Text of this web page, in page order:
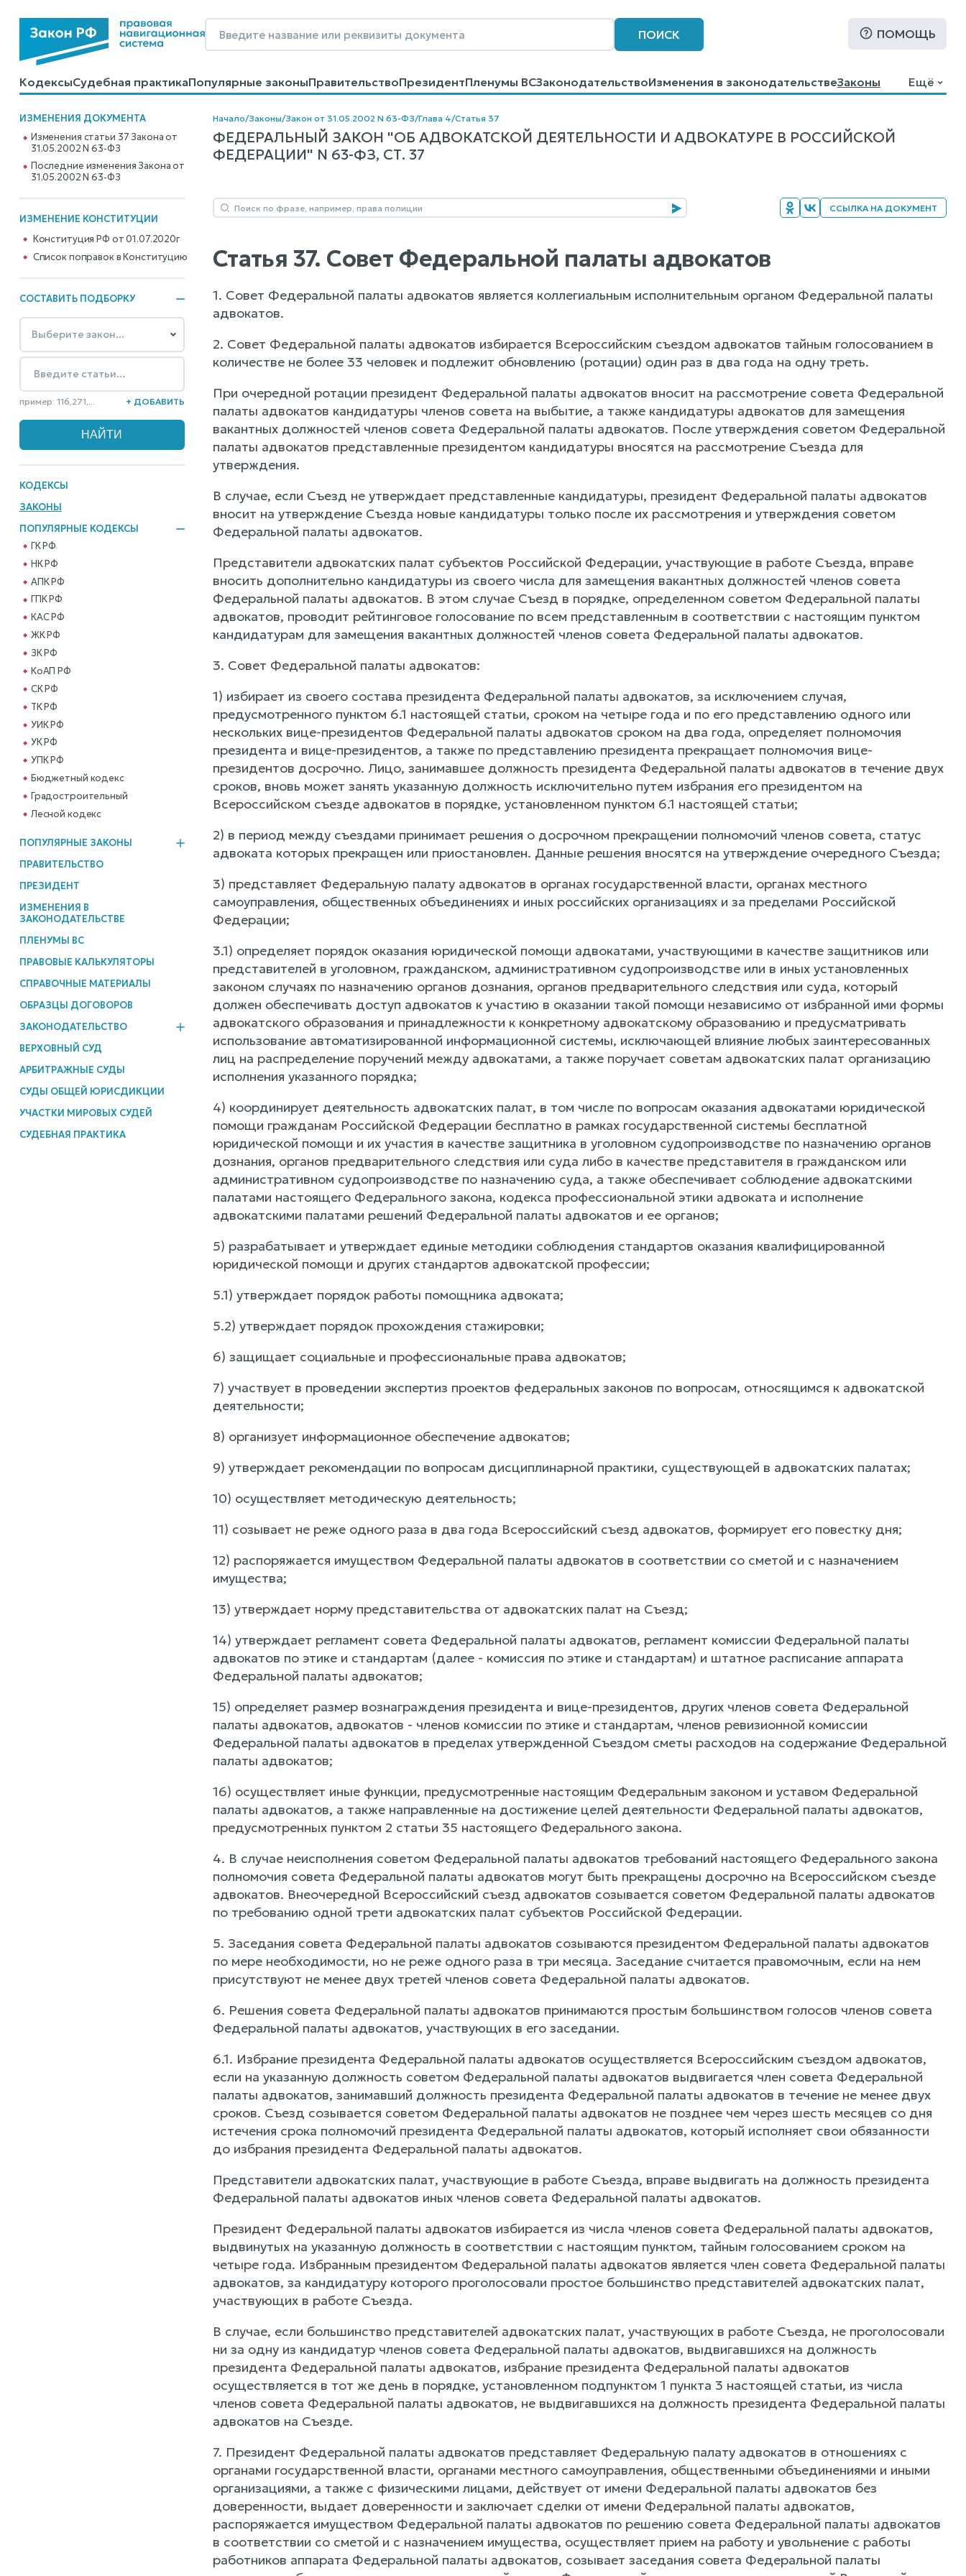
ПОИСК ПОМОЩЬ
КодексыСудебная практикаПопулярные законыПравительствоПрезидентПленумы ВСЗаконодательствоИзменения в законодательствеЗаконы
КалькуляторыСправочные материалыОбразцы договоровКонтактыПомощьПоиск
Ещё
ИЗМЕНЕНИЯ ДОКУМЕНТА
Изменения статьи 37 Закона от
31.05.2002 N 63-ФЗ
Последние изменения Закона от
31.05.2002 N 63-ФЗ
ИЗМЕНЕНИЕ КОНСТИТУЦИИ
Конституция РФ от 01.07.2020г
Cписок поправок в Конституцию
СОСТАВИТЬ ПОДБОРКУ
пример: 116,271,... + ДОБАВИТЬ
КОДЕКСЫ
ЗАКОНЫ
ПОПУЛЯРНЫЕ КОДЕКСЫ
ГК РФ
НК РФ
АПК РФ
ГПК РФ
КАС РФ
ЖК РФ
ЗК РФ
КоАП РФ
СК РФ
ТК РФ
УИК РФ
УК РФ
УПК РФ
Бюджетный кодекс
Градостроительный
Лесной кодекс
ПОПУЛЯРНЫЕ ЗАКОНЫ
ПРАВИТЕЛЬСТВО
ПРЕЗИДЕНТ
ИЗМЕНЕНИЯ В
ЗАКОНОДАТЕЛЬСТВЕ
ПЛЕНУМЫ ВС
ПРАВОВЫЕ КАЛЬКУЛЯТОРЫ
СПРАВОЧНЫЕ МАТЕРИАЛЫ
ОБРАЗЦЫ ДОГОВОРОВ
ЗАКОНОДАТЕЛЬСТВО
ВЕРХОВНЫЙ СУД
АРБИТРАЖНЫЕ СУДЫ
СУДЫ ОБЩЕЙ ЮРИСДИКЦИИ
УЧАСТКИ МИРОВЫХ СУДЕЙ
СУДЕБНАЯ ПРАКТИКА
Начало/Законы/Закон от 31.05.2002 N 63-ФЗ/Глава 4/Статья 37
ФЕДЕРАЛЬНЫЙ ЗАКОН "ОБ АДВОКАТСКОЙ ДЕЯТЕЛЬНОСТИ И АДВОКАТУРЕ В РОССИЙСКОЙ
ФЕДЕРАЦИИ" N 63-ФЗ, СТ. 37
ССЫЛКА НА ДОКУМЕНТ
Статья 37. Совет Федеральной палаты адвокатов
1. Совет Федеральной палаты адвокатов является коллегиальным исполнительным органом Федеральной палаты
адвокатов.
2. Совет Федеральной палаты адвокатов избирается Всероссийским съездом адвокатов тайным голосованием в
количестве не более 33 человек и подлежит обновлению (ротации) один раз в два года на одну треть.
При очередной ротации президент Федеральной палаты адвокатов вносит на рассмотрение совета Федеральной
палаты адвокатов кандидатуры членов совета на выбытие, а также кандидатуры адвокатов для замещения
вакантных должностей членов совета Федеральной палаты адвокатов. После утверждения советом Федеральной
палаты адвокатов представленные президентом кандидатуры вносятся на рассмотрение Съезда для
утверждения.
В случае, если Съезд не утверждает представленные кандидатуры, президент Федеральной палаты адвокатов
вносит на утверждение Съезда новые кандидатуры только после их рассмотрения и утверждения советом
Федеральной палаты адвокатов.
Представители адвокатских палат субъектов Российской Федерации, участвующие в работе Съезда, вправе
вносить дополнительно кандидатуры из своего числа для замещения вакантных должностей членов совета
Федеральной палаты адвокатов. В этом случае Съезд в порядке, определенном советом Федеральной палаты
адвокатов, проводит рейтинговое голосование по всем представленным в соответствии с настоящим пунктом
кандидатурам для замещения вакантных должностей членов совета Федеральной палаты адвокатов.
3. Совет Федеральной палаты адвокатов:
1) избирает из своего состава президента Федеральной палаты адвокатов, за исключением случая,
предусмотренного пунктом 6.1 настоящей статьи, сроком на четыре года и по его представлению одного или
нескольких вице-президентов Федеральной палаты адвокатов сроком на два года, определяет полномочия
президента и вице-президентов, а также по представлению президента прекращает полномочия вице-
президентов досрочно. Лицо, занимавшее должность президента Федеральной палаты адвокатов в течение двух
сроков, вновь может занять указанную должность исключительно путем избрания его президентом на
Всероссийском съезде адвокатов в порядке, установленном пунктом 6.1 настоящей статьи;
2) в период между съездами принимает решения о досрочном прекращении полномочий членов совета, статус
адвоката которых прекращен или приостановлен. Данные решения вносятся на утверждение очередного Съезда;
3) представляет Федеральную палату адвокатов в органах государственной власти, органах местного
самоуправления, общественных объединениях и иных российских организациях и за пределами Российской
Федерации;
3.1) определяет порядок оказания юридической помощи адвокатами, участвующими в качестве защитников или
представителей в уголовном, гражданском, административном судопроизводстве или в иных установленных
законом случаях по назначению органов дознания, органов предварительного следствия или суда, который
должен обеспечивать доступ адвокатов к участию в оказании такой помощи независимо от избранной ими формы
адвокатского образования и принадлежности к конкретному адвокатскому образованию и предусматривать
использование автоматизированной информационной системы, исключающей влияние любых заинтересованных
лиц на распределение поручений между адвокатами, а также поручает советам адвокатских палат организацию
исполнения указанного порядка;
4) координирует деятельность адвокатских палат, в том числе по вопросам оказания адвокатами юридической
помощи гражданам Российской Федерации бесплатно в рамках государственной системы бесплатной
юридической помощи и их участия в качестве защитника в уголовном судопроизводстве по назначению органов
дознания, органов предварительного следствия или суда либо в качестве представителя в гражданском или
административном судопроизводстве по назначению суда, а также обеспечивает соблюдение адвокатскими
палатами настоящего Федерального закона, кодекса профессиональной этики адвоката и исполнение
адвокатскими палатами решений Федеральной палаты адвокатов и ее органов;
5) разрабатывает и утверждает единые методики соблюдения стандартов оказания квалифицированной
юридической помощи и других стандартов адвокатской профессии;
5.1) утверждает порядок работы помощника адвоката;
5.2) утверждает порядок прохождения стажировки;
6) защищает социальные и профессиональные права адвокатов;
7) участвует в проведении экспертиз проектов федеральных законов по вопросам, относящимся к адвокатской
деятельности;
8) организует информационное обеспечение адвокатов;
9) утверждает рекомендации по вопросам дисциплинарной практики, существующей в адвокатских палатах;
10) осуществляет методическую деятельность;
11) созывает не реже одного раза в два года Всероссийский съезд адвокатов, формирует его повестку дня;
12) распоряжается имуществом Федеральной палаты адвокатов в соответствии со сметой и с назначением
имущества;
13) утверждает норму представительства от адвокатских палат на Съезд;
14) утверждает регламент совета Федеральной палаты адвокатов, регламент комиссии Федеральной палаты
адвокатов по этике и стандартам (далее - комиссия по этике и стандартам) и штатное расписание аппарата
Федеральной палаты адвокатов;
15) определяет размер вознаграждения президента и вице-президентов, других членов совета Федеральной
палаты адвокатов, адвокатов - членов комиссии по этике и стандартам, членов ревизионной комиссии
Федеральной палаты адвокатов в пределах утвержденной Съездом сметы расходов на содержание Федеральной
палаты адвокатов;
16) осуществляет иные функции, предусмотренные настоящим Федеральным законом и уставом Федеральной
палаты адвокатов, а также направленные на достижение целей деятельности Федеральной палаты адвокатов,
предусмотренных пунктом 2 статьи 35 настоящего Федерального закона.
4. В случае неисполнения советом Федеральной палаты адвокатов требований настоящего Федерального закона
полномочия совета Федеральной палаты адвокатов могут быть прекращены досрочно на Всероссийском съезде
адвокатов. Внеочередной Всероссийский съезд адвокатов созывается советом Федеральной палаты адвокатов
по требованию одной трети адвокатских палат субъектов Российской Федерации.
5. Заседания совета Федеральной палаты адвокатов созываются президентом Федеральной палаты адвокатов
по мере необходимости, но не реже одного раза в три месяца. Заседание считается правомочным, если на нем
присутствуют не менее двух третей членов совета Федеральной палаты адвокатов.
6. Решения совета Федеральной палаты адвокатов принимаются простым большинством голосов членов совета
Федеральной палаты адвокатов, участвующих в его заседании.
6.1. Избрание президента Федеральной палаты адвокатов осуществляется Всероссийским съездом адвокатов,
если на указанную должность советом Федеральной палаты адвокатов выдвигается член совета Федеральной
палаты адвокатов, занимавший должность президента Федеральной палаты адвокатов в течение не менее двух
сроков. Съезд созывается советом Федеральной палаты адвокатов не позднее чем через шесть месяцев со дня
истечения срока полномочий президента Федеральной палаты адвокатов, который исполняет свои обязанности
до избрания президента Федеральной палаты адвокатов.
Представители адвокатских палат, участвующие в работе Съезда, вправе выдвигать на должность президента
Федеральной палаты адвокатов иных членов совета Федеральной палаты адвокатов.
Президент Федеральной палаты адвокатов избирается из числа членов совета Федеральной палаты адвокатов,
выдвинутых на указанную должность в соответствии с настоящим пунктом, тайным голосованием сроком на
четыре года. Избранным президентом Федеральной палаты адвокатов является член совета Федеральной палаты
адвокатов, за кандидатуру которого проголосовали простое большинство представителей адвокатских палат,
участвующих в работе Съезда.
В случае, если большинство представителей адвокатских палат, участвующих в работе Съезда, не проголосовали
ни за одну из кандидатур членов совета Федеральной палаты адвокатов, выдвигавшихся на должность
президента Федеральной палаты адвокатов, избрание президента Федеральной палаты адвокатов
осуществляется в тот же день в порядке, установленном подпунктом 1 пункта 3 настоящей статьи, из числа
членов совета Федеральной палаты адвокатов, не выдвигавшихся на должность президента Федеральной палаты
адвокатов на Съезде.
7. Президент Федеральной палаты адвокатов представляет Федеральную палату адвокатов в отношениях с
органами государственной власти, органами местного самоуправления, общественными объединениями и иными
организациями, а также с физическими лицами, действует от имени Федеральной палаты адвокатов без
доверенности, выдает доверенности и заключает сделки от имени Федеральной палаты адвокатов,
распоряжается имуществом Федеральной палаты адвокатов по решению совета Федеральной палаты адвокатов
в соответствии со сметой и с назначением имущества, осуществляет прием на работу и увольнение с работы
работников аппарата Федеральной палаты адвокатов, созывает заседания совета Федеральной палаты